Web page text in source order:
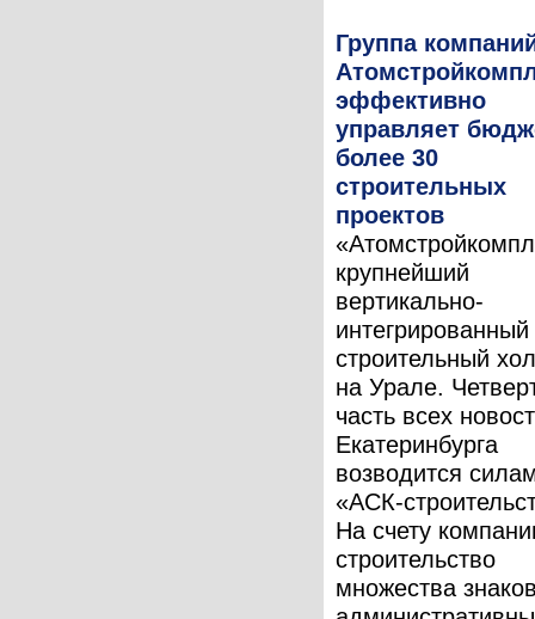
Группа
эффективно
управляет
более 30
строительных
проектов
крупнейший
вертикально-
интегрированный
строительный
на Урале.
часть всех
Екатеринбурга
возводится
«АСК-
На счету
строительство
множества